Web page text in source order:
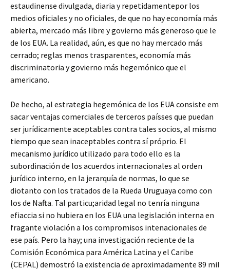
estaudinense divulgada, diaria y repetidamentepor los
medios oficiales y no oficiales, de que no hay economía más
abierta, mercado más libre y govierno más generoso que le
de los EUA. La realidad, aún, es que no hay mercado más
cerrado; reglas menos trasparentes, economía más
discriminatoria y govierno más hegemónico que el
americano.
De hecho, al estrategia hegemónica de los EUA consiste em
sacar ventajas comerciales de terceros paísses que puedan
ser jurídicamente aceptables contra tales socios, al mismo
tiempo que sean inaceptables contra sí próprio. El
mecanismo jurídico utilizado para todo ello es la
subordinación de los acuerdos internacionales al orden
jurídico interno, en la jerarquía de normas, lo que se
diotanto con los tratados de la Rueda Uruguaya como con
los de Nafta. Tal particu;aridad legal no tenría ninguna
efiaccia si no hubiera en los EUA una legislación interna en
fragante violación a los compromisos intenacionales de
ese país. Pero la hay; una investigación reciente de la
Comisión Económica para América Latina y el Caribe
(CEPAL) demostró la existencia de aproximadamente 89 mil